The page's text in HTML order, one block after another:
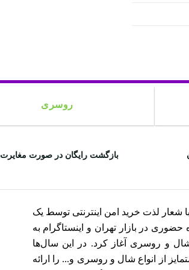
روسری
بازگشت رایگان در صورت مغایرت
لذت خرید امن اینترنتی توسط یک
فروشگاه حضوری در بازار تهران و اینستاگرام به
و روسری آغاز کرد. در این سال‌ها
از انواع شال و روسری و... را ارائه